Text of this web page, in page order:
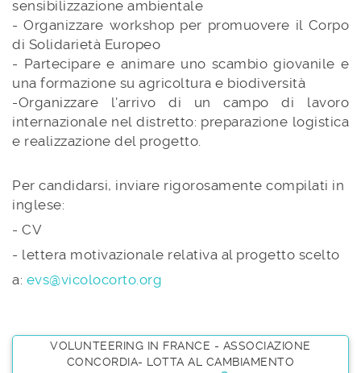
sensibilizzazione ambientale
- Organizzare workshop per promuovere il Corpo
di Solidarietà Europeo
- Partecipare e animare uno scambio giovanile e
una formazione su agricoltura e biodiversità
-Organizzare l'arrivo di un campo di lavoro
internazionale nel distretto: preparazione logistica
e realizzazione del progetto.
Per candidarsi, inviare rigorosamente compilati in
inglese:
- CV
- lettera motivazionale relativa al progetto scelto
a: evs@vicolocorto.org
VOLUNTEERING IN FRANCE - ASSOCIAZIONE
CONCORDIA- LOTTA AL CAMBIAMENTO